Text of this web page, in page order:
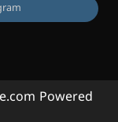
Powered